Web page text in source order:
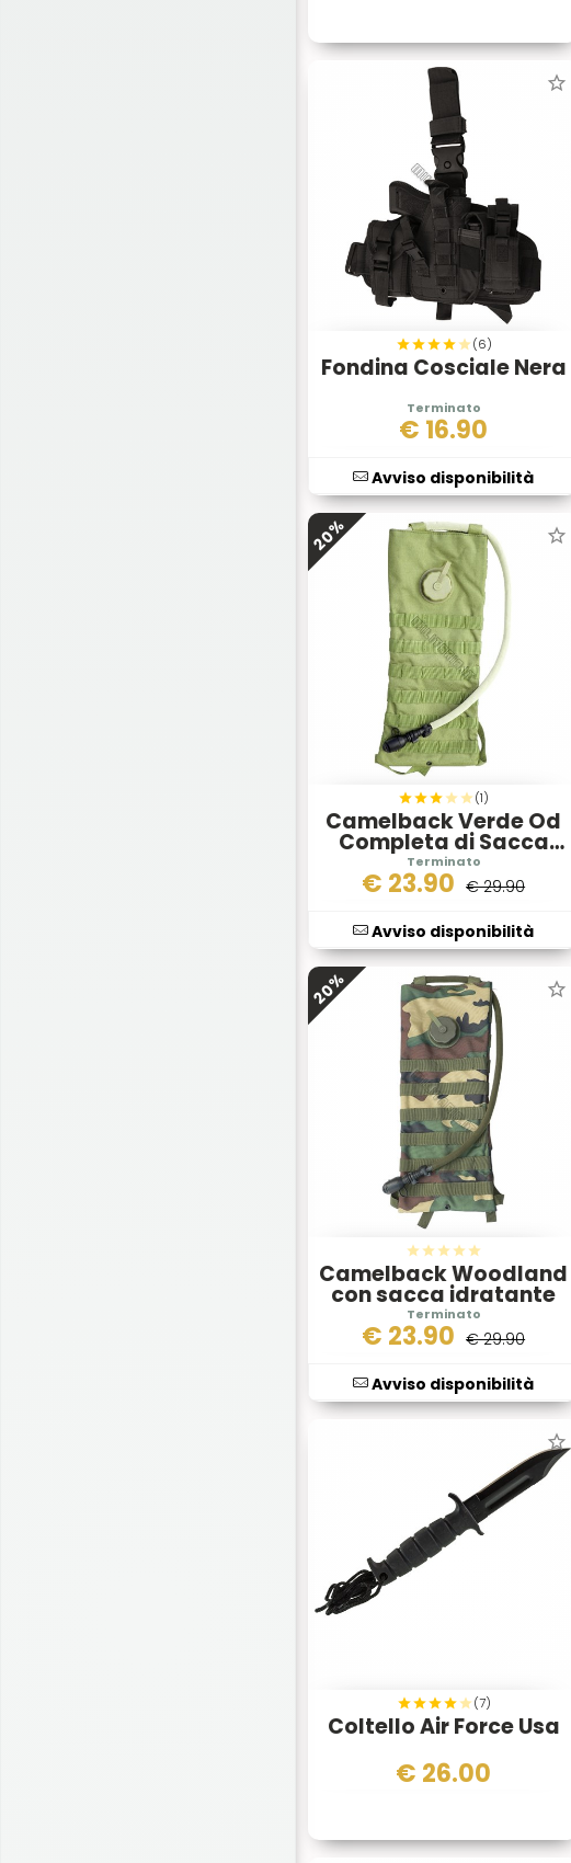
(6)
Fondina Cosciale Nera
€ 16.90
Avviso disponibilità
20%
(1)
Camelback Verde Od
Completa di Sacca
Idratante
€ 23.90 € 29.90
Avviso disponibilità
20%
Camelback Woodland
con sacca idratante
€ 23.90 € 29.90
Avviso disponibilità
(7)
Coltello Air Force Usa
€ 26.00